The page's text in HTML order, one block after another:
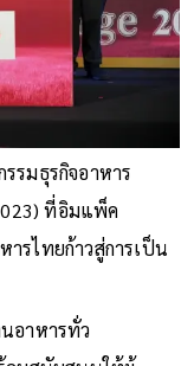
รมธุรกิจอาหาร
ที่อิมแพ็ค
รไทยก้าวสู่การเป็น
อาหารทั่ว